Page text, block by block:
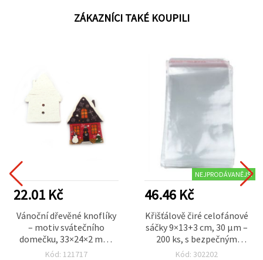
ZÁKAZNÍCI TAKÉ KOUPILI
22.01 Kč
Vánoční dřevěné knoflíky
– motiv svátečního
domečku, 33×24×2 mm,
otvor 1,5 mm – balení 10
Kód: 121717
NEJPRODÁVANĚJŠÍ
46.46 Kč
Křišťálově čiré celofánové
sáčky 9×13+3 cm, 30 µm –
200 ks, s bezpečným
samolepicím uzávěrem
Kód: 302202